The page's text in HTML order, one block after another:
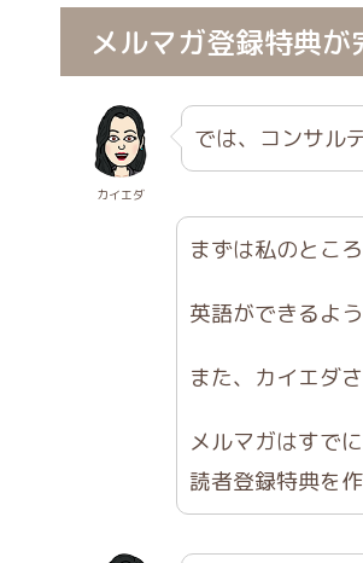
メルマガ登録特典が
カイエダ
では、コンサル
まずは私のとこ
英語ができるよ
また、カイエダ
メルマガはすで
読者登録特典を